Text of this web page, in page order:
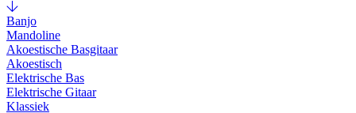
Banjo
Mandoline
Akoestische Basgitaar
Akoestisch
Elektrische Bas
Elektrische Gitaar
Klassiek